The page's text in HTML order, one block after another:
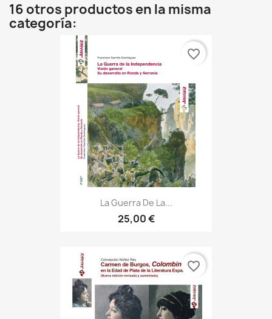
16 otros productos en la misma
categoría:
La Guerra De La...
25,00 €
favorite_border
favorite_border